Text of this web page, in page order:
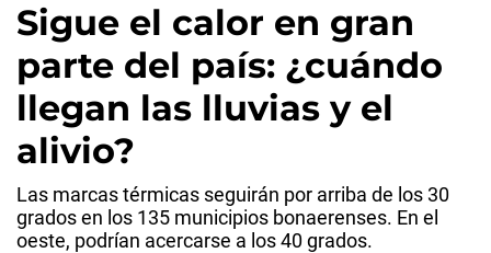
Sigue el calor en gran
parte del país: ¿cuándo
llegan las lluvias y el
alivio?
Las marcas térmicas seguirán por arriba de los 30
grados en los 135 municipios bonaerenses. En el
oeste, podrían acercarse a los 40 grados.